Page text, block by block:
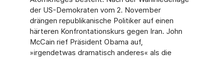
der US-Demokraten vom 2. November
drängen republikanische Politiker auf einen
härteren Konfrontationskurs gegen Iran. John
McCain rief Präsident Obama auf,
»irgendetwas dramatisch anderes« als die